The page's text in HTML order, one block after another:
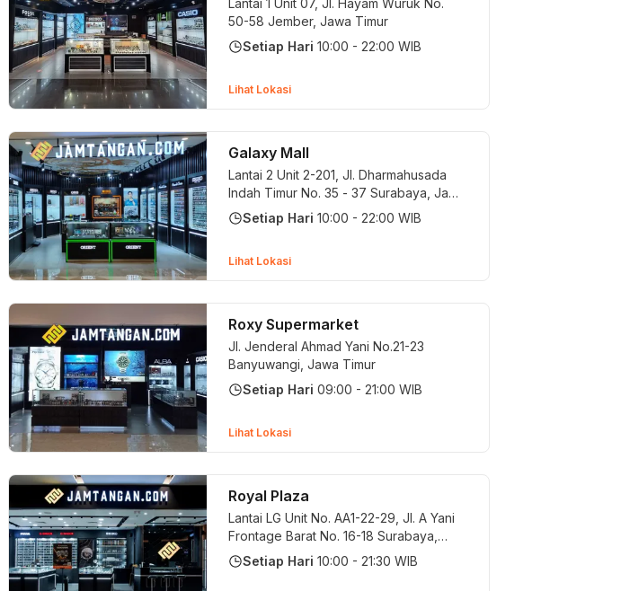
Lantai 1 Unit 07, Jl. Hayam Wuruk No.
50-58 Jember, Jawa Timur
Setiap Hari 10:00 - 22:00 WIB
Lihat Lokasi
Galaxy Mall
Lantai 2 Unit 2-201, Jl. Dharmahusada
Indah Timur No. 35 - 37 Surabaya, Jawa
Timur
Setiap Hari 10:00 - 22:00 WIB
Lihat Lokasi
Roxy Supermarket
Jl. Jenderal Ahmad Yani No.21-23
Banyuwangi, Jawa Timur
Setiap Hari 09:00 - 21:00 WIB
Lihat Lokasi
Royal Plaza
Lantai LG Unit No. AA1-22-29, Jl. A Yani
Frontage Barat No. 16-18 Surabaya,
Jawa Timur
Setiap Hari 10:00 - 21:30 WIB